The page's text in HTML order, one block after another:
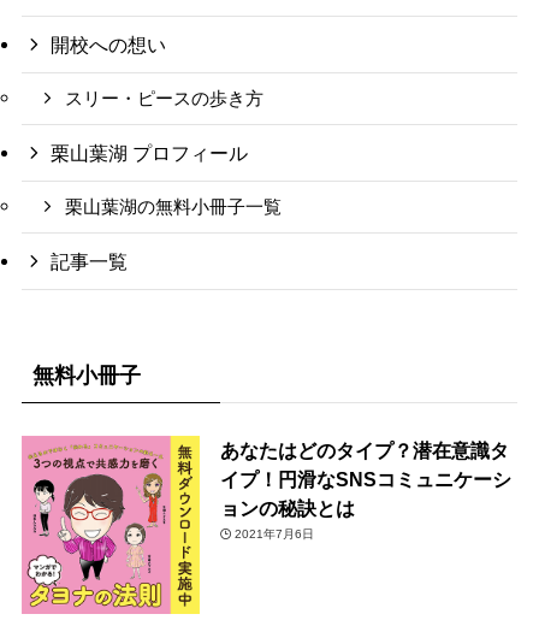
開校への想い
スリー・ピースの歩き方
栗山葉湖 プロフィール
栗山葉湖の無料小冊子一覧
記事一覧
無料小冊子
あなたはどのタイプ？潜在意識タ
イプ！円滑なSNSコミュニケーシ
ョンの秘訣とは
2021年7月6日